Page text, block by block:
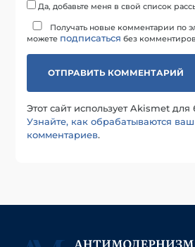
Да, добавьте меня в свой список
Получать новые комментарии по
можете подписаться без
Этот сайт использует Akismet
Узнайте, как обрабатываются
комментариев.